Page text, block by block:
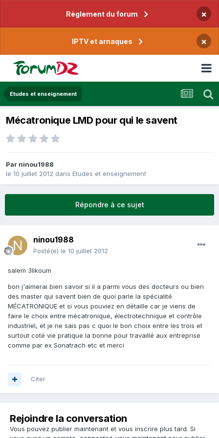
Règlement du forum ×
IPTV et arnaques ×
Etudes et enseignement
Mécatronique LMD pour qui le savent
Par ninou1988
le 10 juillet 2012 dans Etudes et enseignement
Répondre à ce sujet
ninou1988
Posté(e) le 10 juillet 2012
salem 3likoum
bon j'aimerai bien savoir si il a parmi vous des docteurs ou bien
des master qui savent bien de quoi parle la spécialité
MÉCATRONIQUE et si vous pouviez en détaille car je viens de
faire le choix entre mécatronique, électrotechnique et contrôle
industriel, et je ne sais pas c quoi le bon choix entre les trois et
surtout coté vie pratique la bonne pour travaillé aux entreprise
comme par ex Sonatrach etc et merci
Citer
Rejoindre la conversation
Vous pouvez publier maintenant et vous inscrire plus tard. Si